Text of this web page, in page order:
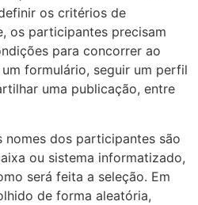
os critérios de
os participantes precisam
para concorrer ao
formulário, seguir um perfil
uma publicação, entre
dos participantes são
ou sistema informatizado,
será feita a seleção. Em
de forma aleatória,